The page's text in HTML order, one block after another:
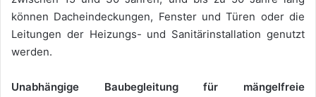
können Dacheindeckungen, Fenster und Türen oder die
Leitungen der Heizungs- und Sanitärinstallation genutzt
werden.
Unabhängige Baubegleitung für mängelfreie